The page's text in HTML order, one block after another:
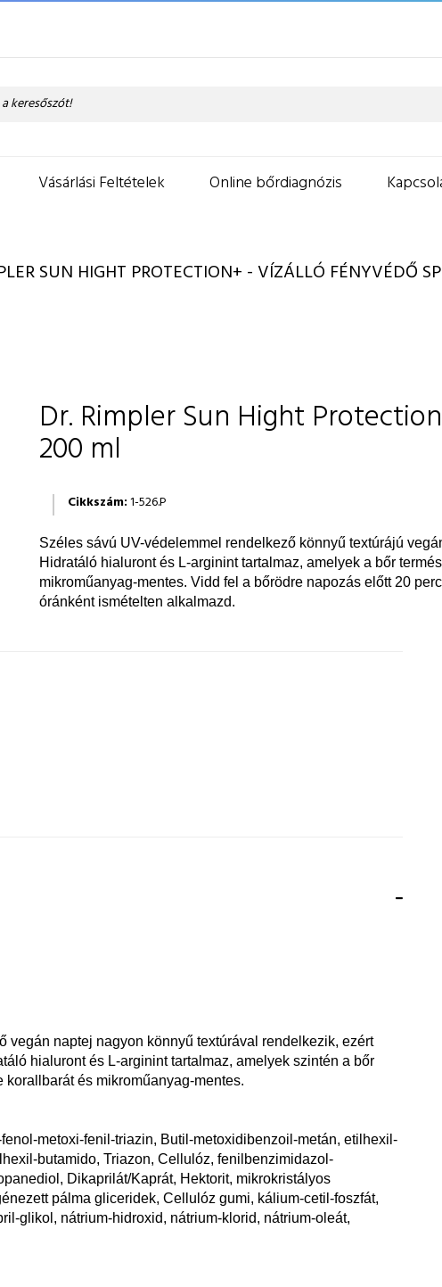
Vásárlási Feltételek Online bőrdiagnózis
SUN HIGHT PROTECTION+ - VÍZÁLLÓ FÉNYVÉDŐ
Dr. Rimpler Sun Hight
200 ml
Cikkszám:1-526.P
Széles sávú UV-védelemmel rendelkező könnyű textúrájú
Hidratáló hialuront és L-arginint tartalmaz, amelyek a bőr
mikroműanyag-mentes. Vidd fel a bőrödre napozás előtt 20
óránként ismételten alkalmazd.
vegán naptej nagyon könnyű textúrával rendelkezik, ezért
hialuront és L-arginint tartalmaz, amelyek szintén a bőr
és mikroműanyag-mentes.
metoxi-fenil-triazin, Butil-metoxidibenzoil-metán, etilhexil-
butamido, Triazon, Cellulóz, fenilbenzimidazol-
Dikaprilát/Kaprát, Hektorit, mikrokristályos
pálma gliceridek, Cellulóz gumi, kálium-cetil-foszfát,
glikol, nátrium-hidroxid, nátrium-klorid, nátrium-oleát,